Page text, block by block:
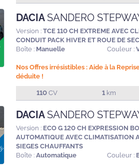
DACIASANDERO
Version : TCE 110 CH EXTREME AVEC
CONDUIT PACK HIVER ET ROUE DE
Boîte : Manuelle Couleur :
Nos Offres irrésistibles : Aide à la
déduite !
110 CV 1 km
DACIASANDERO
Version : ECO G 120 CH EXPRESSION
AUTOMATIQUE AVEC CLIMATISATION
SIEGES CHAUFFANTS
Boîte : Automatique Couleur :